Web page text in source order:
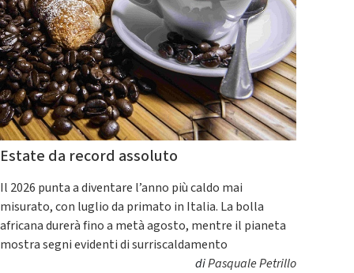
Estate da record assoluto
Il 2026 punta a diventare l’anno più caldo mai
misurato, con luglio da primato in Italia. La bolla
africana durerà fino a metà agosto, mentre il pianeta
mostra segni evidenti di surriscaldamento
diPasquale Petrillo